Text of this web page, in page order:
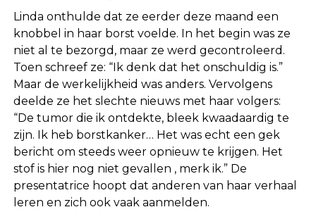
Linda onthulde dat ze eerder deze maand een
knobbel in haar borst voelde. In het begin was ze
niet al te bezorgd, maar ze werd gecontroleerd.
Toen schreef ze: “Ik denk dat het onschuldig is.”
Maar de werkelijkheid was anders. Vervolgens
deelde ze het slechte nieuws met haar volgers:
“De tumor die ik ontdekte, bleek kwaadaardig te
zijn. Ik heb borstkanker… Het was echt een gek
bericht om steeds weer opnieuw te krijgen. Het
stof is hier nog niet gevallen , merk ik.” De
presentatrice hoopt dat anderen van haar verhaal
leren en zich ook vaak aanmelden.